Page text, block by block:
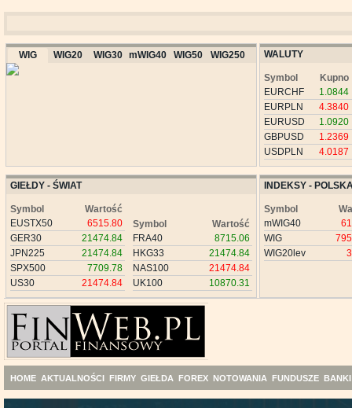
WIG WIG20 WIG30 mWIG40 WIG50 WIG250 WALUTY
Symbol
Kupno
EURCHF
1.0844
EURPLN
4.3840
EURUSD
1.0920
GBPUSD
1.2369
USDPLN
4.0187
GIEŁDY - ŚWIAT
Symbol
Wartość
EUSTX50
6515.80
GER30
21474.84
JPN225
21474.84
SPX500
7709.78
US30
21474.84
Symbol
Wartość
FRA40
8715.06
HKG33
21474.84
NAS100
21474.84
UK100
10870.31
INDEKSY -
Symbol
mWIG40
WIG
WIG20lev
HOME AKTUALNOŚCI FIRMY GIEŁDA FOREX NOTOWANIA FUNDUSZE BANKI